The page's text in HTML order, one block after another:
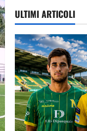
ULTIMI ARTICOLI